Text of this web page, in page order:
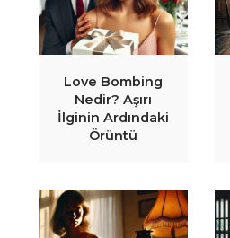
Love Bombing
Nedir? Aşırı
İlginin Ardındaki
Örüntü